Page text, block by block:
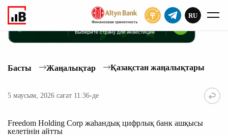
ЖАЗЫЛУ
RU
Басты Жаңалықтар Қазақстан жаңалықтары
5 маусым, 2026 сағат 11:36-де
Freedom Holding Corp жаһандық цифрлық банк ашқысы
келетінін айтты